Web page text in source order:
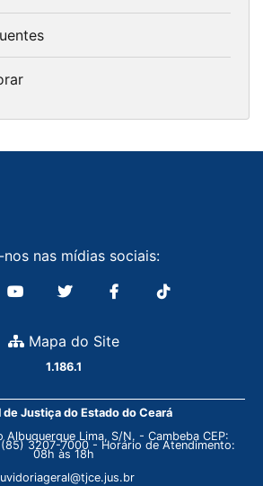
nos nas mídias sociais:
Mapa do Site
1.186.1
de Justiça do Estado do Ceará
Albuquerque Lima, S/N. - Cambeba CEP:
3207-7000 - Horário de Atendimento:
08h às 18h